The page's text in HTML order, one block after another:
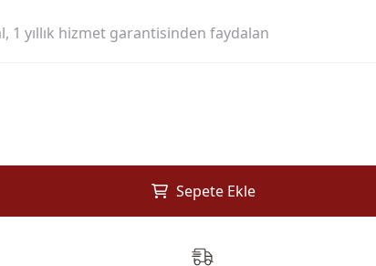
yıllık hizmet garantisinden faydalan
Sepete Ekle